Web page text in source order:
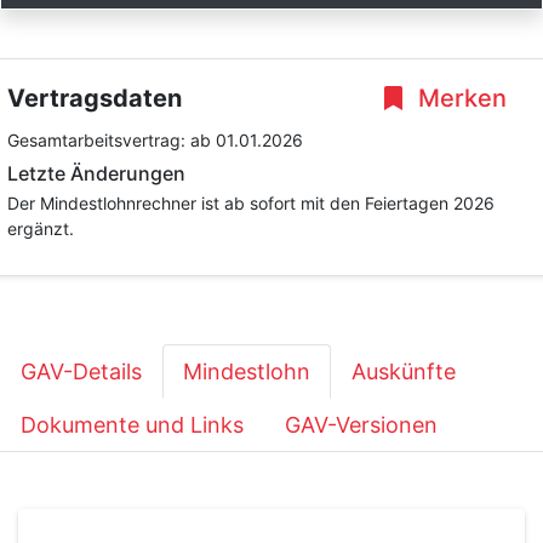
Merken
Vertragsdaten
Gesamtarbeitsvertrag: ab 01.01.2026
Letzte Änderungen
Der Mindestlohnrechner ist ab sofort mit den Feiertagen 2026
ergänzt.
GAV-Details Mindestlohn Auskünfte
Dokumente und Links GAV-Versionen